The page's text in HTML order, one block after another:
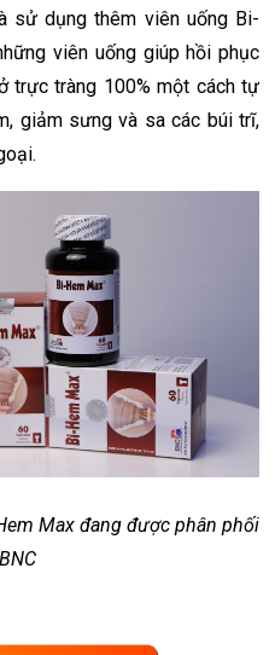
sử dụng thêm viên uống Bi-
viên uống giúp hồi phục
trực tràng 100% một cách tự
giảm sưng và sa các búi trĩ,
Max đang được phân phối